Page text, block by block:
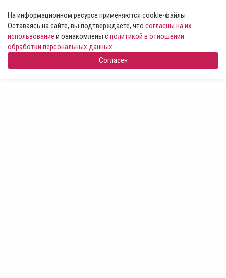
На информационном ресурсе применяются cookie-файлы .
Оставаясь на сайте, вы подтверждаете, что согласны на их
использование и ознакомлены сполитикой в отношении
обработки персональных данных
Согласен